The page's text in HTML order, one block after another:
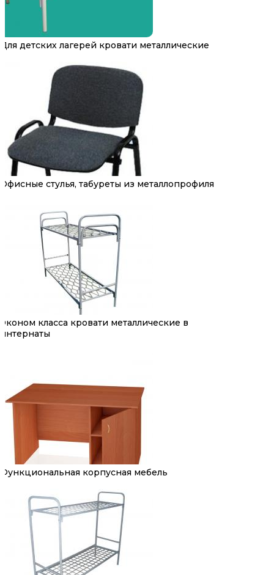
Для детских лагерей кровати металлические
Офисные стулья, табуреты из металлопрофиля
Эконом класса кровати металлические в
интернаты
Функциональная корпусная мебель